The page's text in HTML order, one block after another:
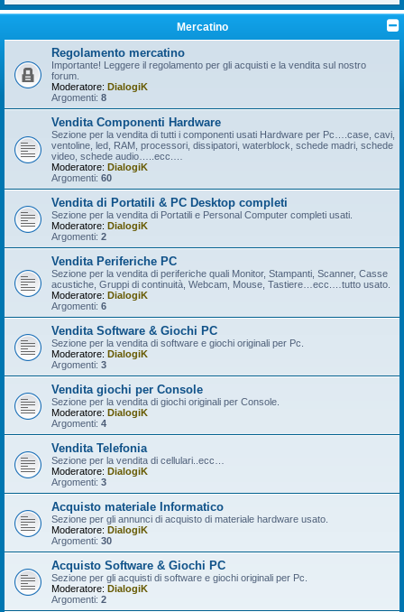
Mercatino
Regolamento mercatino
Importante! Leggere il regolamento per gli acquisti e la vendita sul nostro
forum.
Moderatore: DialogiK
Argomenti: 8
Vendita Componenti Hardware
Sezione per la vendita di tutti i componenti usati Hardware per Pc….case, cavi,
ventoline, led, RAM, processori, dissipatori, waterblock, schede madri, schede
video, schede audio…..ecc.…
Moderatore: DialogiK
Argomenti: 60
Vendita di Portatili & PC Desktop completi
Sezione per la vendita di Portatili e Personal Computer completi usati.
Moderatore: DialogiK
Argomenti: 2
Vendita Periferiche PC
Sezione per la vendita di periferiche quali Monitor, Stampanti, Scanner, Casse
acustiche, Gruppi di continuità, Webcam, Mouse, Tastiere…ecc.…tutto usato.
Moderatore: DialogiK
Argomenti: 6
Vendita Software & Giochi PC
Sezione per la vendita di software e giochi originali per Pc.
Moderatore: DialogiK
Argomenti: 3
Vendita giochi per Console
Sezione per la vendita di giochi originali per Console.
Moderatore: DialogiK
Argomenti: 4
Vendita Telefonia
Sezione per la vendita di cellulari..ecc…
Moderatore: DialogiK
Argomenti: 3
Acquisto materiale Informatico
Sezione per gli annunci di acquisto di materiale hardware usato.
Moderatore: DialogiK
Argomenti: 30
Acquisto Software & Giochi PC
Sezione per gli acquisti di software e giochi originali per Pc.
Moderatore: DialogiK
Argomenti: 2